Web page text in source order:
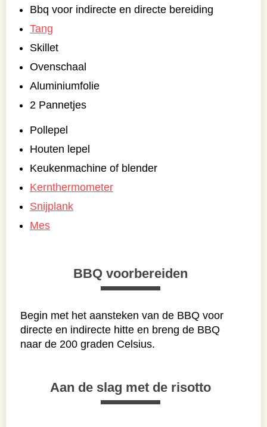
Bbq voor indirecte en directe bereiding
Tang
Skillet
Ovenschaal
Aluminiumfolie
2 Pannetjes
Pollepel
Houten lepel
Keukenmachine of blender
Kernthermometer
Snijplank
Mes
BBQ voorbereiden
Begin met het aansteken van de BBQ voor
directe en indirecte hitte en breng de BBQ
naar de 200 graden Celsius.
Aan de slag met de risotto